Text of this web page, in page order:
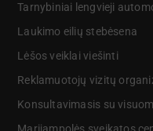
Tarnybiniai lengvieji
Laukimo eilių stebėsena
Lėšos veiklai viešinti
Reklamuotojų vizitų
Konsultavimasis su